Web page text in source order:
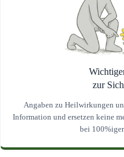
zur
Angaben zu Heilwirkungen
Information und ersetzen keine
bei